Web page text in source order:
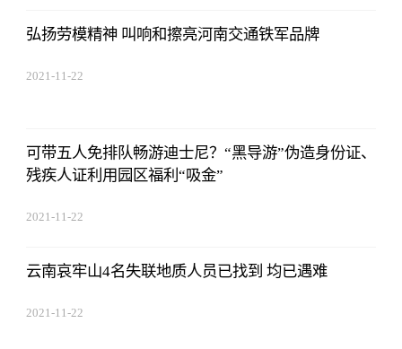
弘扬劳模精神 叫响和擦亮河南交通铁军品牌
2021-11-22
可带五人免排队畅游迪士尼？“黑导游”伪造身份证、
残疾人证利用园区福利“吸金”
2021-11-22
云南哀牢山4名失联地质人员已找到 均已遇难
2021-11-22